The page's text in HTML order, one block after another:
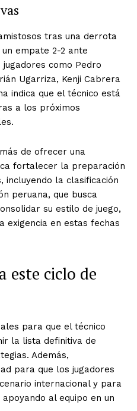
tras una derrota
empate 2-2 ante
como Pedro
Ugarriza, Kenji Cabrera
indica que el técnico está
a los próximos
de ofrecer una
fortalecer la preparación
incluyendo la clasificación
peruana, que busca
su estilo de juego,
en estas fechas
este ciclo de
para que el técnico
la lista definitiva de
Además,
para que los jugadores
internacional y para
al equipo en un